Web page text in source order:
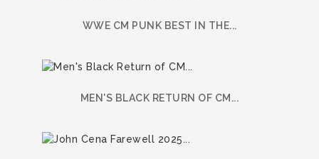
WWE CM PUNK BEST IN THE...
MEN'S BLACK RETURN OF CM...